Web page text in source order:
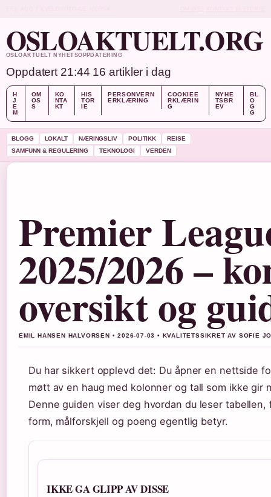
OSLOAKTUELT.ORG
OSLOAKTUELT NYHETSOPPDATERING
Oppdatert 21:44 16 artikler i dag
H
J
E
M
OM
OS
S
KO
NTA
KT
HIS
TOR
IE
PERSONVERN
ERKLÆRING
COOKIEE
RKLÆRIN
G
NYHE
TSBR
EV
BL
O
G
G
BLOGG LOKALT NÆRINGSLIV POLITIKK
REISE
SAMFUNN & REGULERING
TEKNOLOGI VERDEN
Premier
2025/2026 –
oversikt og
EMIL HANSEN HALVORSEN • 2026-07-03 • KVALITETSSIKRET AV SOFIE
Du har sikkert opplevd det: Du åpner en nettside
møtt av en haug med kolonner og tall som ikke
Denne guiden viser deg hvordan du leser
form, målforskjell og poeng egentlig betyr.
IKKE GA GLIPP AV DISSE